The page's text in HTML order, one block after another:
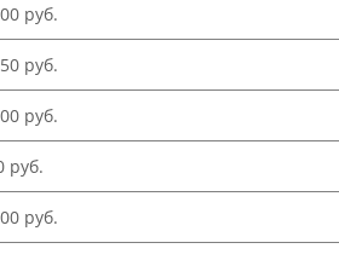
руб.
руб.
руб.
руб.
руб.